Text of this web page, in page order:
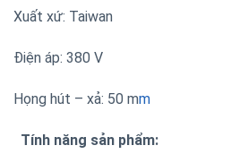
Xuất xứ: Taiwan
Điện áp: 380 V
Họng hút – xả: 50 mm
Tính năng sản phẩm: